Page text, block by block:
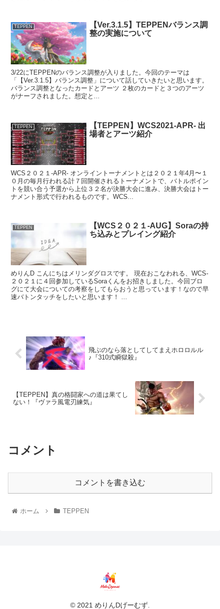
TEPPEN
【Ver.3.1.5】TEPPENバランス調
整の実施について
3/22にTEPPENのバランス調整が入りました。今回のテーマは
「【Ver.3.1.5】バランス調整」について話していきたいと思います。
バランス調整となったカードとアーツ ２枚のカードと３つのアーツ
がナーフされました。想定と...
TEPPEN
【TEPPEN】WCS2021-APR- 出
場者とアーツ紹介
WCS２０２１-APR- オンライントーナメントとは２０２１年4月〜１
０月の毎月行われる計７回開催されるトーナメントで、バトルポイン
トを競い合う予選から上位３２名が決勝大会に進み、決勝大会はトー
ナメント形式で行われるものです。WCS...
TEPPEN
【WCS２０２１-AUG】Soraの持
ち込みとプレイング紹介
めりんD こんにちはメリンダグロスです。 現在おこなわれる、WCS-
２０２１に４回参加しているSoraくんをお招きしました。今回ブロ
グにて大会についての考察をしてもらおうと思っています！なので早
速バトンタッチをしたいと思います！ ...
飛ぶのなら落としてしてまえホロロルル
♪『310式瞬獄殺』
【TEPPEN】真の格闘家への道は果てし
ない！『ヴァラ風電刃練気』
コメント
コメントを書き込む
ホーム TEPPEN
© 2021 めりんDげーむず.